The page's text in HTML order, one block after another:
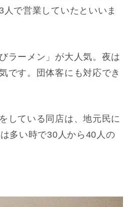
で営業していたといいま
ラーメン」が大人気。夜は
です。団体客にも対応でき
している同店は、地元民に
多い時で30人から40人の